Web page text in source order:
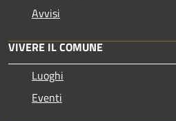
Avvisi
VIVERE IL COMUNE
Luoghi
Eventi